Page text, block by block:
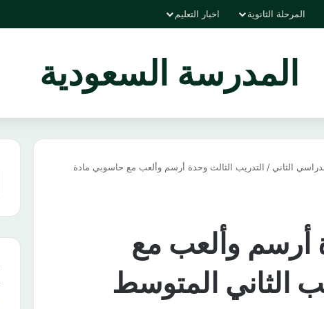
المرحلة الثانوية اخبار التعليم
المدرسة السعودية
الثاني / التدريب الثالث وحدة أرسم وألعب مع حاسوبي مادة
أرسم وألعب مع
الثاني المتوسط